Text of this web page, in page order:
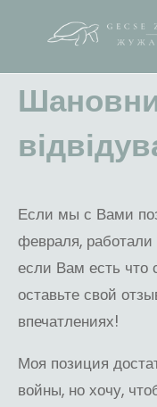
Если мы с Вами
февраля, работали
если Вам есть что
оставьте свой
впечатлениях!
Моя позиция
войны, но хочу,